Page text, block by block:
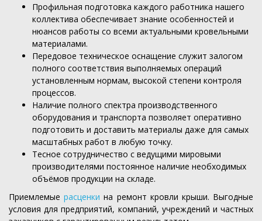
Профильная подготовка каждого работника нашего
коллектива обеспечивает знание особенностей и
нюансов работы со всеми актуальными кровельными
материалами.
Передовое техническое оснащение служит залогом
полного соответствия выполняемых операций
установленным нормам, высокой степени контроля
процессов.
Наличие полного спектра производственного
оборудования и транспорта позволяет оперативно
подготовить и доставить материалы даже для самых
масштабных работ в любую точку.
Тесное сотрудничество с ведущими мировыми
производителями постоянное наличие необходимых
объёмов продукции на складе.
Приемлемыерасценки на ремонт кровли крыши. Выгодные
условия для предприятий, компаний, учреждений и частных